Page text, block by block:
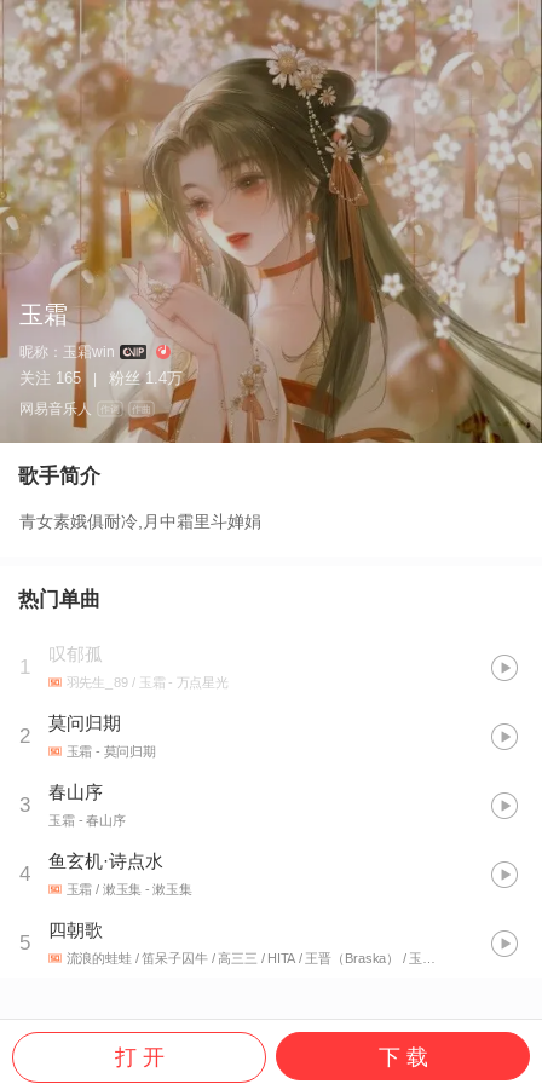
玉霜
昵称： 玉霜win
关注 165 粉丝 1.4万
网易音乐人 作词 作曲
歌手简介
青女素娥俱耐冷,月中霜里斗婵娟
热门单曲
1
叹郁孤
羽先生_89 / 玉霜 - 万点星光
2
莫问归期
玉霜 - 莫问归期
3
春山序
玉霜- 春山序
4
鱼玄机·诗点水
玉霜 / 漱玉集 - 漱玉集
5
四朝歌
流浪的蛙蛙 / 笛呆子囚牛 / 高三三 / HITA / 王晋（Braska） / 玉霜 / 唐宋 / 兰音Reine / 阿靡 / 漱玉集
打 开 下 载